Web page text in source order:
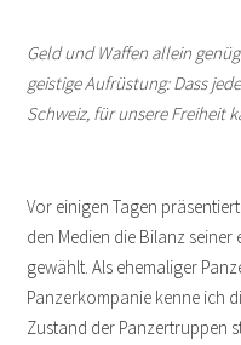
Geld und Waffen allein
geistige Aufrüstung: Dass
Schweiz, für unsere Freiheit
Vor einigen Tagen
den Medien die Bilanz seiner
gewählt. Als ehemaliger
Panzerkompanie kenne ich
Zustand der Panzertruppen